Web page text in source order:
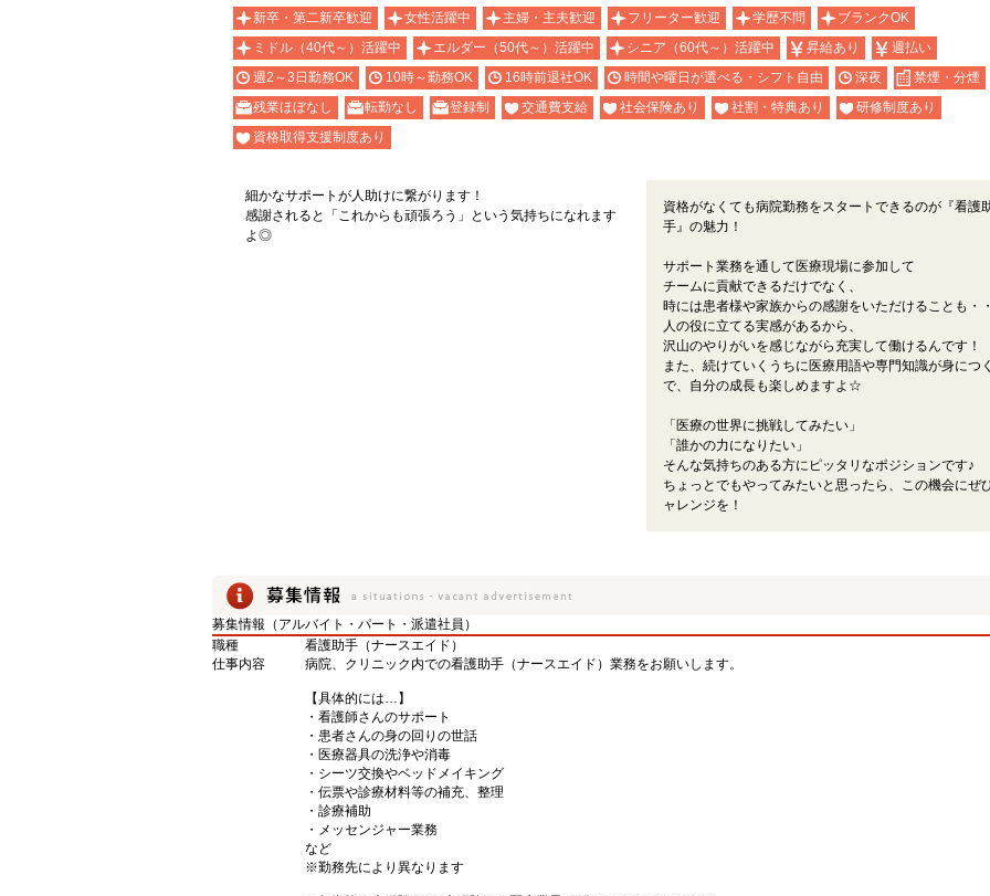
新卒・第二新卒歓迎 女性活躍中 主婦・主夫歓迎 フリーター歓迎 学歴不問
ブランクOK
ミドル（40代～）活躍中
エルダー（50代～）活躍中 シニア（60代～）活躍中 昇給あり
週払い
週2～3日勤務OK
10時～勤務OK 16時前退社OK 時間や曜日が選べる・シフト自由 深夜
禁煙・分煙
残業ほぼなし
転勤なし 登録制 交通費支給 社会保険あり 社割・特典あり
研修制度あり
資格取得支援制度あり
細かなサポートが人助けに繋がります！
感謝されると「これからも頑張ろう」という気持ちになれます
よ◎
資格がなくても病院勤務をスタートできるのが『看護
手』の魅力！
サポート業務を通して医療現場に参加して
チームに貢献できるだけでなく、
時には患者様や家族からの感謝をいただけることも・
人の役に立てる実感があるから、
沢山のやりがいを感じながら充実して働けるんです！
また、続けていくうちに医療用語や専門知識が身につ
で、自分の成長も楽しめますよ☆
「医療の世界に挑戦してみたい」
「誰かの力になりたい」
そんな気持ちのある方にピッタリなポジションです♪
ちょっとでもやってみたいと思ったら、この機会にぜ
ャレンジを！
募集情報（アルバイト・パート・派遣社員）
職種
看護助手（ナースエイド）
仕事内容
病院、クリニック内での看護助手（ナースエイド）業務をお願いします。
【具体的には…】
・看護師さんのサポート
・患者さんの身の回りの世話
・医療器具の洗浄や消毒
・シーツ交換やベッドメイキング
・伝票や診療材料等の補充、整理
・診療補助
・メッセンジャー業務
など
※勤務先により異なります